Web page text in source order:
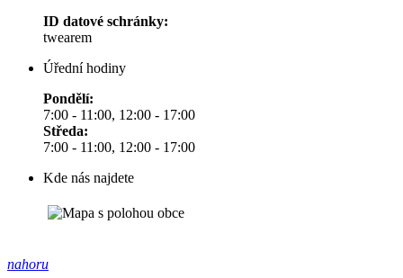
ID datové schránky:
twearem
Úřední hodiny
Pondělí:
7:00 - 11:00, 12:00 - 17:00
Středa:
7:00 - 11:00, 12:00 - 17:00
Kde nás najdete
nahoru